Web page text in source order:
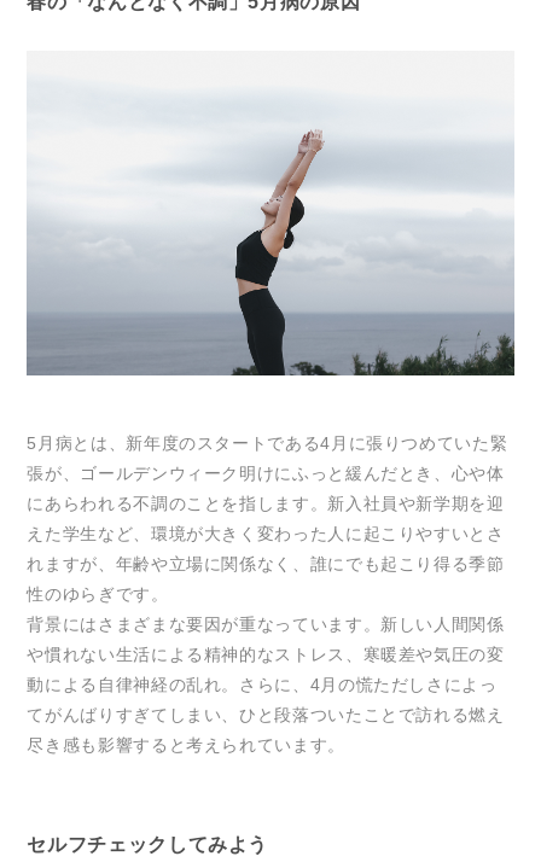
5月病とは、新年度のスタートである4月に張りつめていた緊
張が、ゴールデンウィーク明けにふっと緩んだとき、心や体
にあらわれる不調のことを指します。新入社員や新学期を迎
えた学生など、環境が大きく変わった人に起こりやすいとさ
れますが、年齢や立場に関係なく、誰にでも起こり得る季節
性のゆらぎです。
背景にはさまざまな要因が重なっています。新しい人間関係
や慣れない生活による精神的なストレス、寒暖差や気圧の変
動による自律神経の乱れ。さらに、4月の慌ただしさによっ
てがんばりすぎてしまい、ひと段落ついたことで訪れる燃え
尽き感も影響すると考えられています。
セルフチェックしてみよう